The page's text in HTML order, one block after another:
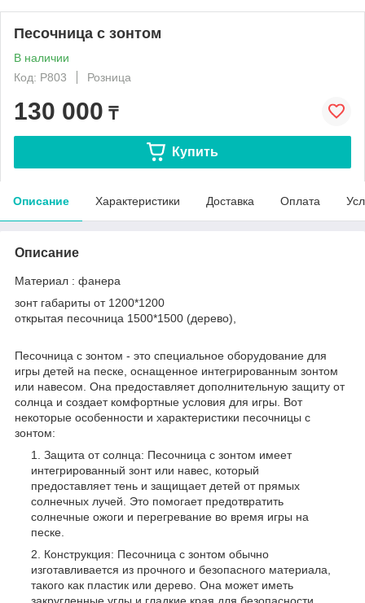
Песочница с зонтом
В наличии
Код: P803
Розница
130 000 ₸
Купить
Описание Характеристики Доставка Оплата
Описание
Материал : фанера
зонт габариты от 1200*1200
открытая песочница 1500*1500 (дерево),
Песочница с зонтом - это специальное оборудование для
игры детей на песке, оснащенное интегрированным зонтом
или навесом. Она предоставляет дополнительную защиту от
солнца и создает комфортные условия для игры. Вот
некоторые особенности и характеристики песочницы с
зонтом:
Защита от солнца: Песочница с зонтом имеет
интегрированный зонт или навес, который
предоставляет тень и защищает детей от прямых
солнечных лучей. Это помогает предотвратить
солнечные ожоги и перегревание во время игры на
песке.
Конструкция: Песочница с зонтом обычно
изготавливается из прочного и безопасного материала,
такого как пластик или дерево. Она может иметь
закругленные углы и гладкие края для безопасности